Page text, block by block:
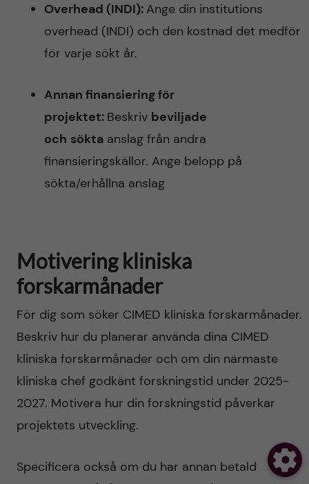
Overhead (INDI):Ange din institutions
overhead (INDI) och den kostnad det medför
för varje sökt år.
Annan finansiering för
projektet: Beskriv beviljade
och söktaanslag från andra
finansieringskällor. Ange belopp på
sökta/erhållna anslag
Motivering kliniska
forskarmånader
För dig som söker CIMED kliniska forskarmånader.
Beskriv hur du planerar använda dina CIMED
kliniska forskarmånader och om din närmaste
kliniska chef godkänt forskningstid under 2025-
2027. Motivera hur din forskningstid påverkar
projektets utveckling.
Specificera också om du har annan betald